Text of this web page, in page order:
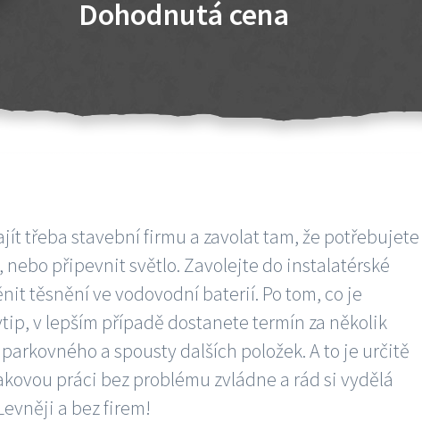
Dohodnutá cena
třeba stavební firmu a zavolat tam, že potřebujete
nebo připevnit světlo. Zavolejte do instalatérské
těsnění ve vodovodní baterií. Po tom, co je
v lepším případě dostanete termín za několik
a spousty dalších položek. A to je určitě
práci bez problému zvládne a rád si vydělá
a bez firem!